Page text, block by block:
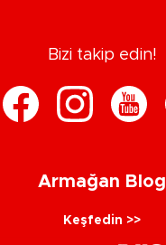
Bizi takip edin!
Armağan Blog
Keşfedin >>